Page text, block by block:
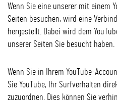
Wenn Sie eine unserer mit einem
Seiten besuchen, wird eine
hergestellt. Dabei wird dem
unserer Seiten Sie besucht haben.
Wenn Sie in Ihrem YouTube-
Sie YouTube, Ihr Surfverhalten
zuzuordnen. Dies können Sie